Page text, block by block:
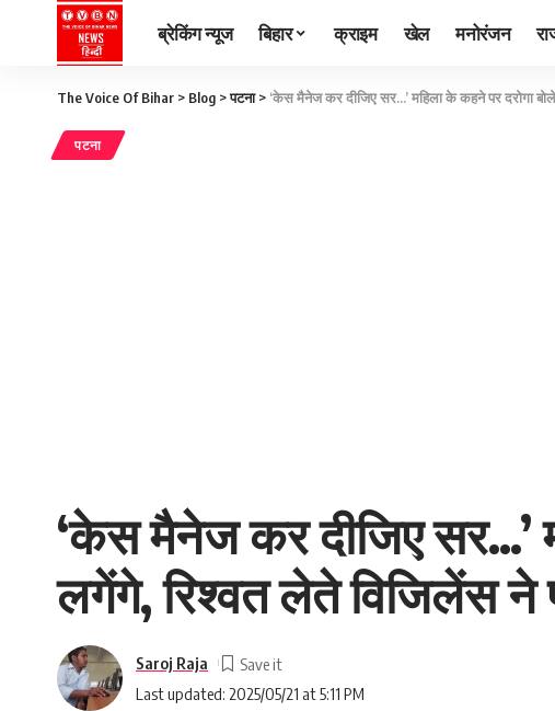
ब्रेकिंग न्यूज बिहार क्राइम खेल मनोरंजन
The Voice Of Bihar > Blog >पटना> ‘केस मैनेज कर दीजिए सर…’ महिला के कहने पर दरोगा
पटना
‘केस मैनेज कर दीजिए सर…’
लगेंगे, रिश्वत लेते विजिलेंस ने
Last updated: 2025/05/21 at 5:11 PM
Saroj Raja